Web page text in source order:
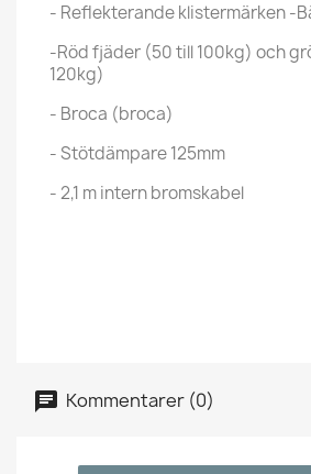
- Reflekterande klistermärken -
-Röd fjäder (50 till 100kg) och
120kg)
- Broca (broca)
- Stötdämpare 125mm
- 2,1 m intern bromskabel
Kommentarer (0)